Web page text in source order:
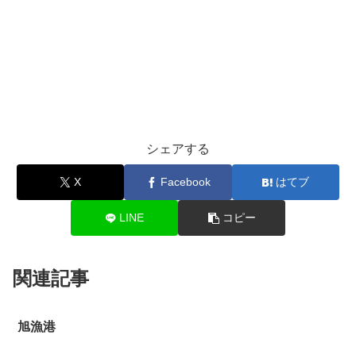
シェアする
X Facebook はてブ
LINE コピー
関連記事
旭漁港